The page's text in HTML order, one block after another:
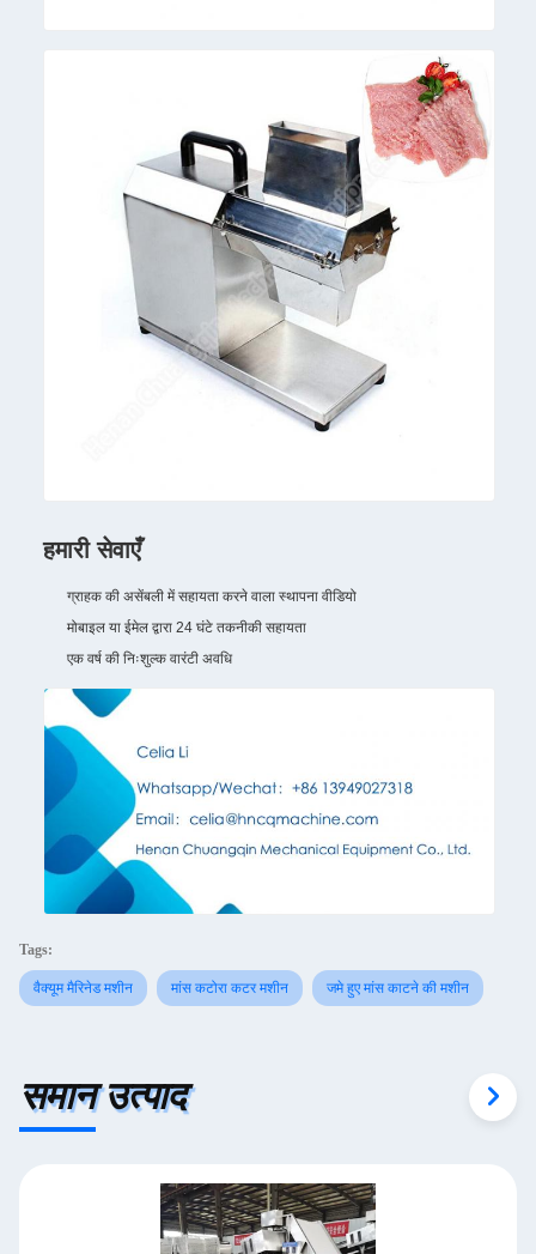
हमारी सेवाएँ
ग्राहक की असेंबली में सहायता करने वाला स्थापना वीडियो
मोबाइल या ईमेल द्वारा 24 घंटे तकनीकी सहायता
एक वर्ष की निःशुल्क वारंटी अवधि
Tags:
वैक्यूम मैरिनेड मशीन मांस कटोरा कटर मशीन जमे हुए मांस काटने की मशीन
समान उत्पाद